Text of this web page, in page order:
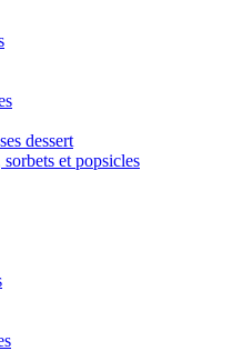
dessert
sorbets et popsicles